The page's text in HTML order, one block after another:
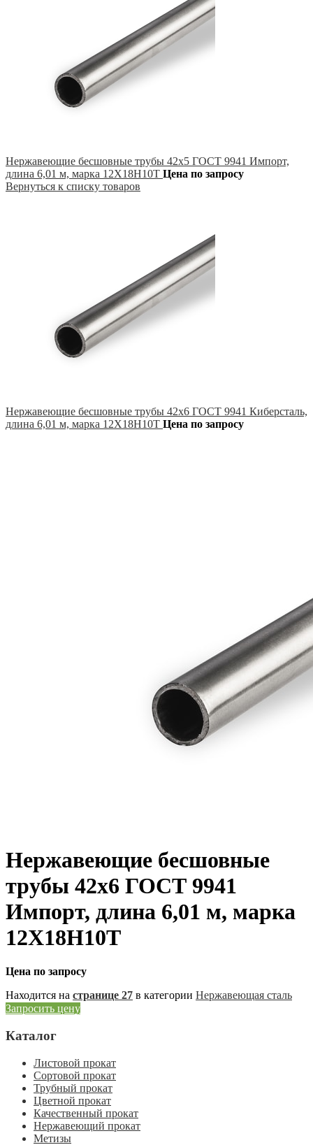
Нержавеющие бесшовные трубы 42х5 ГОСТ 9941 Импорт,
длина 6,01 м, марка 12Х18Н10Т Цена по запросу
Вернуться к списку товаров
Нержавеющие бесшовные трубы 42х6 ГОСТ 9941 Киберсталь,
длина 6,01 м, марка 12Х18Н10Т Цена по запросу
Нержавеющие бесшовные
трубы 42х6 ГОСТ 9941
Импорт, длина 6,01 м, марка
12Х18Н10Т
Цена по запросу
Находится на странице 27 в категории Нержавеющая сталь
Запросить цену
Каталог
Листовой прокат
Сортовой прокат
Трубный прокат
Цветной прокат
Качественный прокат
Нержавеющий прокат
Метизы